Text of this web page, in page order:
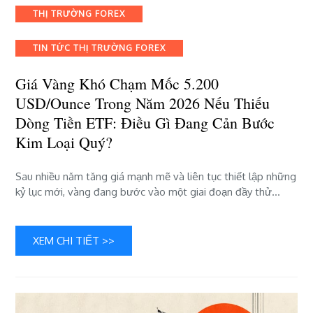
mốc
USD/ounce
năm
2026
nếu
thiếu
dòng
ETF:
Điều
bước
quý?
THỊ TRƯỜNG FOREX
TIN TỨC THỊ TRƯỜNG FOREX
Giá Vàng Khó Chạm Mốc 5.200
USD/ounce Trong Năm 2026 Nếu Thiếu
Dòng Tiền ETF: Điều Gì Đang Cản Bước
Kim Loại Quý?
Sau nhiều năm tăng giá mạnh mẽ và liên tục thiết lập những
kỷ lục mới, vàng đang bước vào một giai đoạn đầy thử…
XEM CHI TIẾT >>